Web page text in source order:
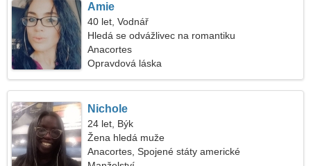
Amie
40 let, Vodnář
Hledá se odvážlivec na romantiku
Anacortes
Opravdová láska
Nichole
24 let, Býk
Žena hledá muže
Anacortes, Spojené státy americké